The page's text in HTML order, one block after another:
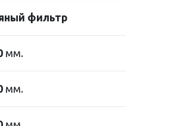
фильтр
мм.
мм.